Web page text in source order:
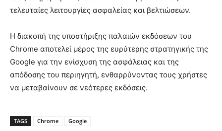
τελευταίες λειτουργίες ασφαλείας και βελτιώσεων.
Η διακοπή της υποστήριξης παλαιών εκδόσεων του
Chrome αποτελεί μέρος της ευρύτερης στρατηγικής της
Google για την ενίσχυση της ασφάλειας και της
απόδοσης του περιηγητή, ενθαρρύνοντας τους χρήστες
να μεταβαίνουν σε νεότερες εκδόσεις.
TAGS Chrome Google